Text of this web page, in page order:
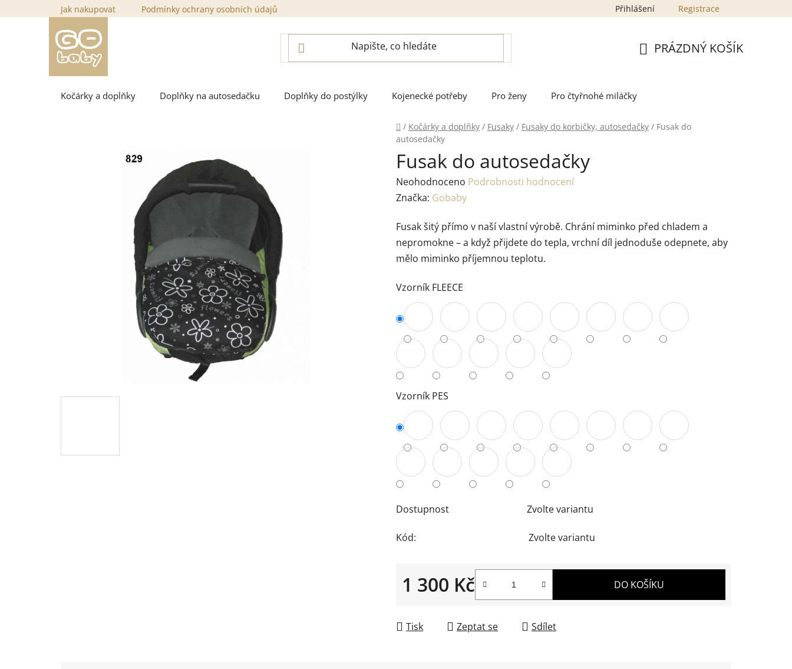
na
Jak nakupovat Podmínky ochrany osobních údajů Přihlášení Registrace
PRÁZDNÝ KOŠÍK
Kočárky a doplňky Doplňky na autosedačku Doplňky do postýlky Kojenecké potřeby Pro ženy Pro čtyřnohé miláčky
Domů
/ Kočárky a doplňky / Fusaky / Fusaky do korbičky, autosedačky / Fusak do
autosedačky
Fusak do autosedačky
Průměrné
hodnocení
je
0,0
z
hvězdiček.
Neohodnoceno Podrobnosti hodnocení
Značka: Gobaby
Fusak šitý přímo v naší vlastní výrobě. Chrání miminko před chladem a
nepromokne – a když přijdete do tepla, vrchní díl jednoduše odepnete, aby
mělo miminko příjemnou teplotu.
Vzorník FLEECE
Vzorník PES
Dostupnost Zvolte variantu
Kód: Zvolte variantu
1 300 Kč DO KOŠÍKU
Tisk Zeptat se Sdílet